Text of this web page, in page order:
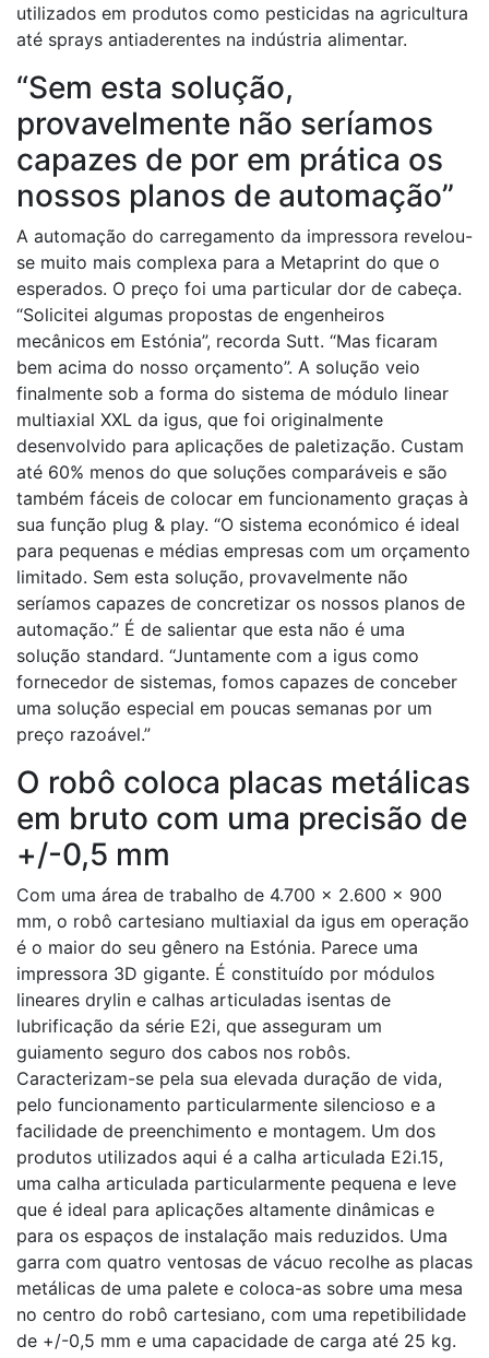
utilizados em produtos como pesticidas na agricultura
até sprays antiaderentes na indústria alimentar.
“Sem esta solução,
provavelmente não seríamos
capazes de por em prática os
nossos planos de automação”
A automação do carregamento da impressora revelou-
se muito mais complexa para a Metaprint do que o
esperados. O preço foi uma particular dor de cabeça.
“Solicitei algumas propostas de engenheiros
mecânicos em Estónia”, recorda Sutt. “Mas ficaram
bem acima do nosso orçamento”. A solução veio
finalmente sob a forma do sistema de módulo linear
multiaxial XXL da igus, que foi originalmente
desenvolvido para aplicações de paletização. Custam
até 60% menos do que soluções comparáveis e são
também fáceis de colocar em funcionamento graças à
sua função plug & play. “O sistema económico é ideal
para pequenas e médias empresas com um orçamento
limitado. Sem esta solução, provavelmente não
seríamos capazes de concretizar os nossos planos de
automação.” É de salientar que esta não é uma
solução standard. “Juntamente com a igus como
fornecedor de sistemas, fomos capazes de conceber
uma solução especial em poucas semanas por um
preço razoável.”
O robô coloca placas metálicas
em bruto com uma precisão de
+/-0,5 mm
Com uma área de trabalho de 4.700 x 2.600 x 900
mm, o robô cartesiano multiaxial da igus em operação
é o maior do seu gênero na Estónia. Parece uma
impressora 3D gigante. É constituído por módulos
lineares drylin e calhas articuladas isentas de
lubrificação da série E2i, que asseguram um
guiamento seguro dos cabos nos robôs.
Caracterizam-se pela sua elevada duração de vida,
pelo funcionamento particularmente silencioso e a
facilidade de preenchimento e montagem. Um dos
produtos utilizados aqui é a calha articulada E2i.15,
uma calha articulada particularmente pequena e leve
que é ideal para aplicações altamente dinâmicas e
para os espaços de instalação mais reduzidos. Uma
garra com quatro ventosas de vácuo recolhe as placas
metálicas de uma palete e coloca-as sobre uma mesa
no centro do robô cartesiano, com uma repetibilidade
de +/-0,5 mm e uma capacidade de carga até 25 kg.